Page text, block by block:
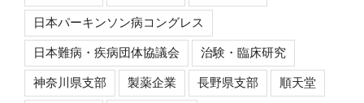
日本パーキンソン病コングレス
日本難病・疾病団体協議会 治験・臨床研究
神奈川県支部 製薬企業 長野県支部 順天堂